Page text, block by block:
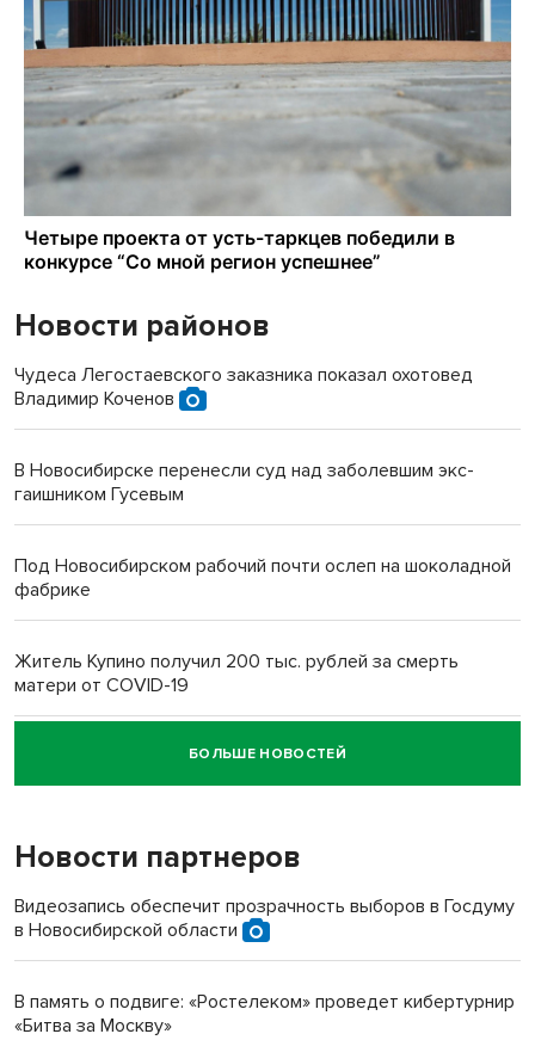
Новости районов
Чудеса Легостаевского заказника показал охотовед
Владимир Коченов
В Новосибирске перенесли суд над заболевшим экс-
гаишником Гусевым
Под Новосибирском рабочий почти ослеп на шоколадной
фабрике
Житель Купино получил 200 тыс. рублей за смерть
матери от COVID-19
Новосибирский суд наказал водителя за смерть
пенсионерки на вокзале
«Мы живём на пастбище!»: в новосибирском селе лошади
терроризируют жителей
Инвалид получил условный срок за избиение врачей
БОЛЬШЕ НОВОСТЕЙ
Новости партнеров
Видеозапись обеспечит прозрачность выборов в Госдуму
в Новосибирской области
В память о подвиге: «Ростелеком» проведет кибертурнир
«Битва за Москву»